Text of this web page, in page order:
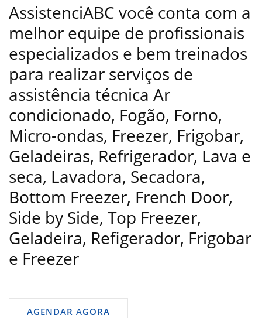
AssistenciABC você conta com a
melhor equipe de profissionais
especializados e bem treinados
para realizar serviços de
assistência técnica Ar
condicionado, Fogão, Forno,
Micro-ondas, Freezer, Frigobar,
Geladeiras, Refrigerador, Lava e
seca, Lavadora, Secadora,
Bottom Freezer, French Door,
Side by Side, Top Freezer,
Geladeira, Refigerador, Frigobar
e Freezer
AGENDAR AGORA